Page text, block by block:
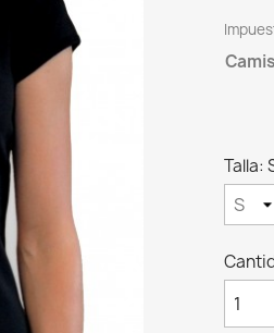
Talla: